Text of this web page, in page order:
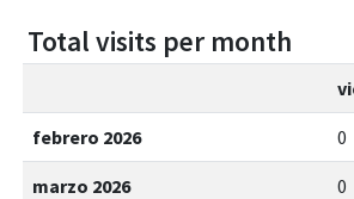
Total visits per month
febrero 2026 0
marzo 2026 0